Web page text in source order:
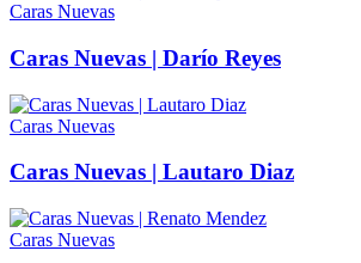
Caras Nuevas
Caras Nuevas | Darío Reyes
Caras Nuevas
Caras Nuevas | Lautaro Diaz
Caras Nuevas